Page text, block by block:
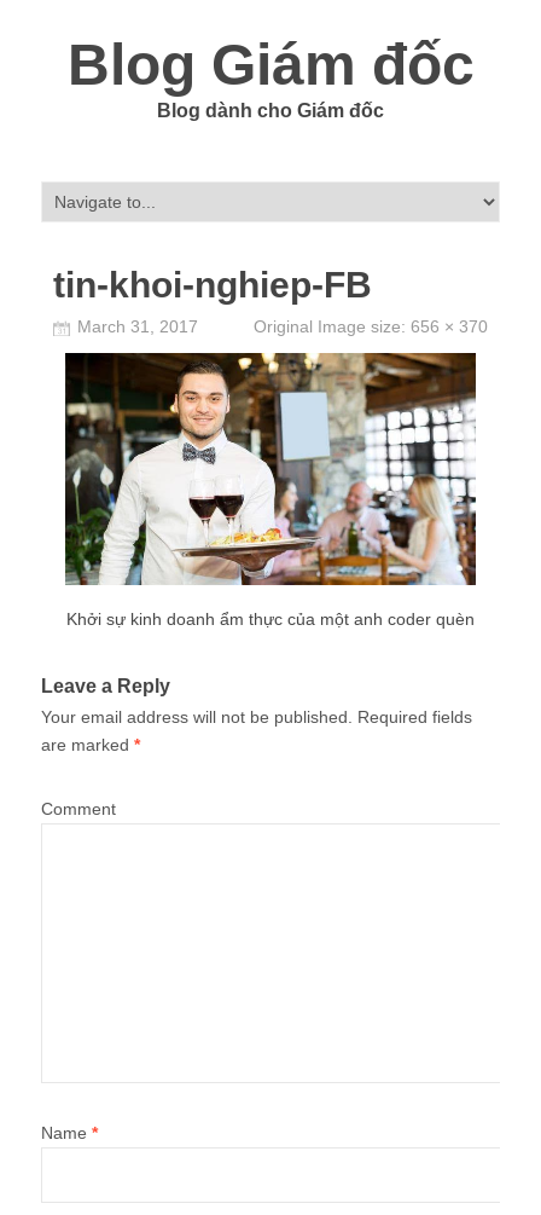
Blog Giám đốc
Blog dành cho Giám đốc
tin-khoi-nghiep-FB
March 31, 2017 Original Image size: 656 × 370
Khởi sự kinh doanh ẩm thực của một anh coder quèn
Leave a Reply
Your email address will not be published.
Required fields
are marked *
Comment
Name *